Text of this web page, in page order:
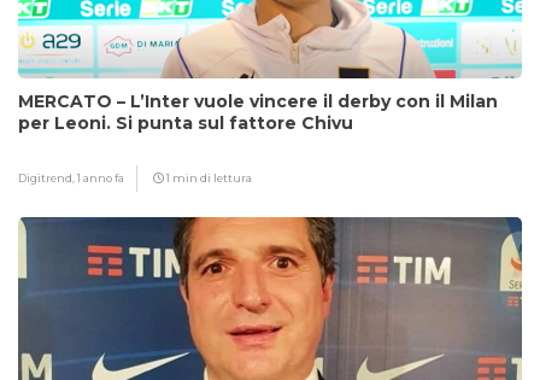
MERCATO – L’Inter vuole vincere il derby con il Milan
per Leoni. Si punta sul fattore Chivu
Digitrend,1 anno fa 1 min di lettura